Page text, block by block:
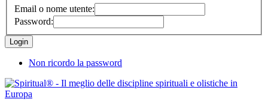
Email o nome utente:
Password:
Non ricordo la password